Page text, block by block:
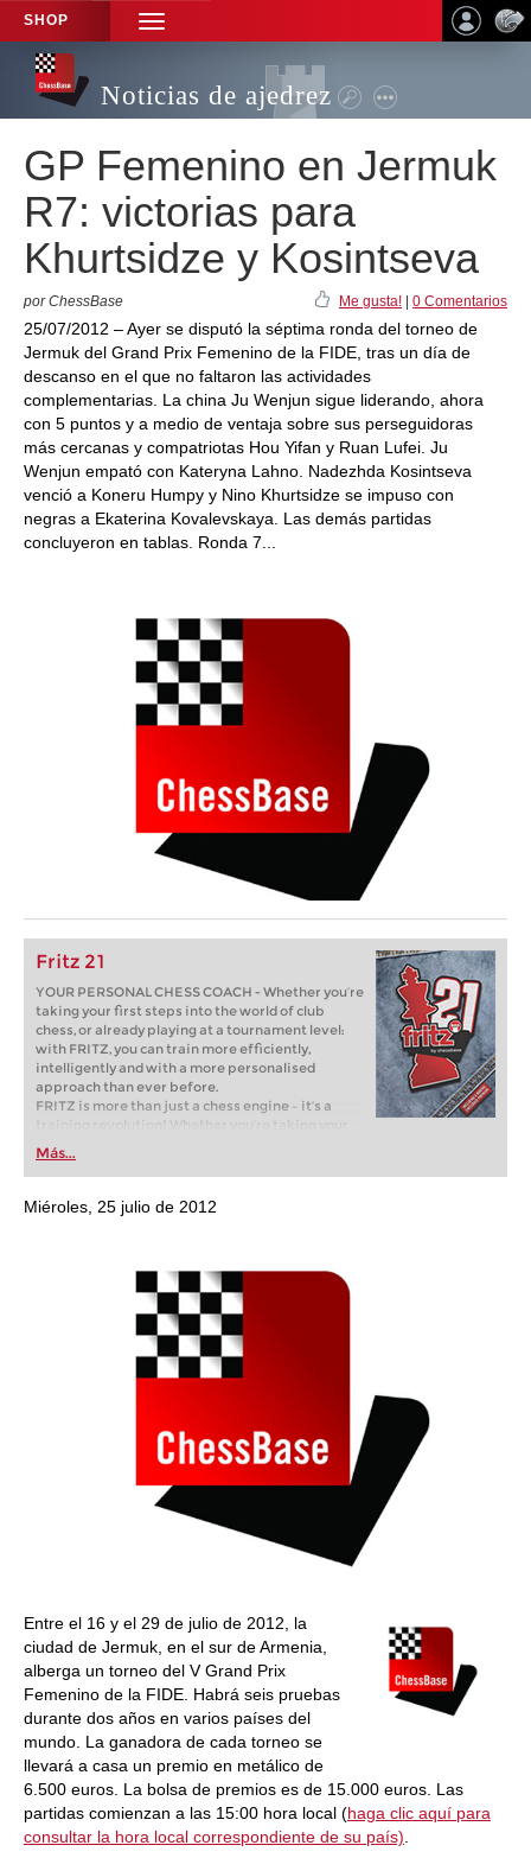
SHOP
TOGGLE
NAVIGATION
Noticias de ajedrez
GP Femenino en Jermuk
R7: victorias para
Khurtsidze y Kosintseva
por ChessBase Me gusta! 0 Comentarios
25/07/2012 – Ayer se disputó la séptima ronda del torneo de
Jermuk del Grand Prix Femenino de la FIDE, tras un día de
descanso en el que no faltaron las actividades
complementarias. La china Ju Wenjun sigue liderando, ahora
con 5 puntos y a medio de ventaja sobre sus perseguidoras
más cercanas y compatriotas Hou Yifan y Ruan Lufei. Ju
Wenjun empató con Kateryna Lahno. Nadezhda Kosintseva
venció a Koneru Humpy y Nino Khurtsidze se impuso con
negras a Ekaterina Kovalevskaya. Las demás partidas
concluyeron en tablas. Ronda 7...
Fritz 21
YOUR PERSONAL CHESS COACH - Whether you’re
taking your first steps into the world of club
chess, or already playing at a tournament level:
with FRITZ, you can train more efficiently,
intelligently and with a more personalised
approach than ever before.
FRITZ is more than just a chess engine – it’s a
training revolution! Whether you’re taking your
first steps into the world of club chess, or already
playing at a tournament level: with FRITZ, you can
train more efficiently, intelligently and with a
more personalised approach than ever before.
Más...
Miéroles, 25 julio de 2012
Entre el 16 y el 29 de julio de 2012, la
ciudad de Jermuk, en el sur de Armenia,
alberga un torneo del V Grand Prix
Femenino de la FIDE. Habrá seis pruebas
durante dos años en varios países del
mundo. La ganadora de cada torneo se
llevará a casa un premio en metálico de
6.500 euros. La bolsa de premios es de 15.000 euros. Las
partidas comienzan a las 15:00 hora local (haga clic aquí para
consultar la hora local correspondiente de su país)